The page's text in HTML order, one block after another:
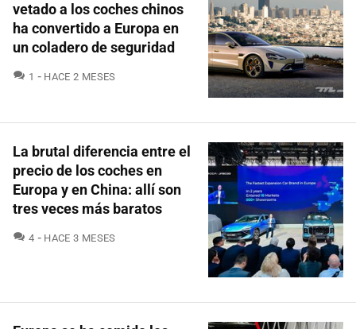
vetado a los coches chinos
ha convertido a Europa en
un coladero de seguridad
1 COMENTARIOS
HACE 2 MESES
La brutal diferencia entre el
precio de los coches en
Europa y en China: allí son
tres veces más baratos
4 COMENTARIOS
HACE 3 MESES